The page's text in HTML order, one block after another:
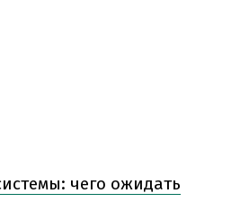
чего ожидать